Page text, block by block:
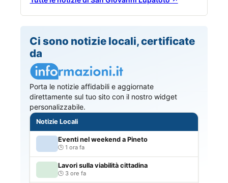
Ci sono notizie locali, certificate
da
Porta le notizie affidabili e aggiornate
direttamente sul tuo sito con il nostro widget
personalizzabile.
Notizie Locali
Eventi nel weekend a Pineto
1 ora fa
Lavori sulla viabilità cittadina
3 ore fa